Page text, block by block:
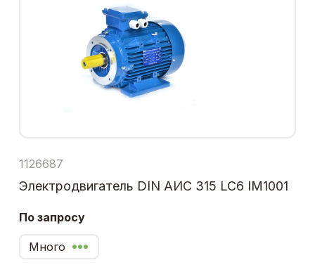
1126687
Электродвигатель DIN АИС 315 LC6 IM1001
По запросу
Много